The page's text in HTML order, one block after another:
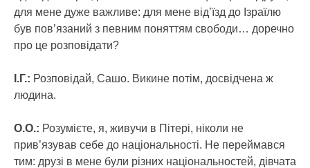
для мене дуже важливе: для мене від’їзд до Ізраїлю
був пов’язаний з певним поняттям свободи… доречно
про це розповідати?
І.Г.: Розповідай, Сашо. Викине потім, досвідчена ж
людина.
О.О.: Розумієте, я, живучи в Пітері, ніколи не
прив’язував себе до національності. Не переймався
тим: друзі в мене були різних національностей, дівчата